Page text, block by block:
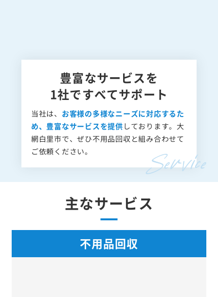
豊富なサービスを
1社ですべてサポート
当社は、 お客様の多様なニーズに対応するた
め、豊富なサービスを提供 しております。大
網白里市で、ぜひ不用品回収と組み合わせて
ご依頼ください。
主なサービス
不用品回収